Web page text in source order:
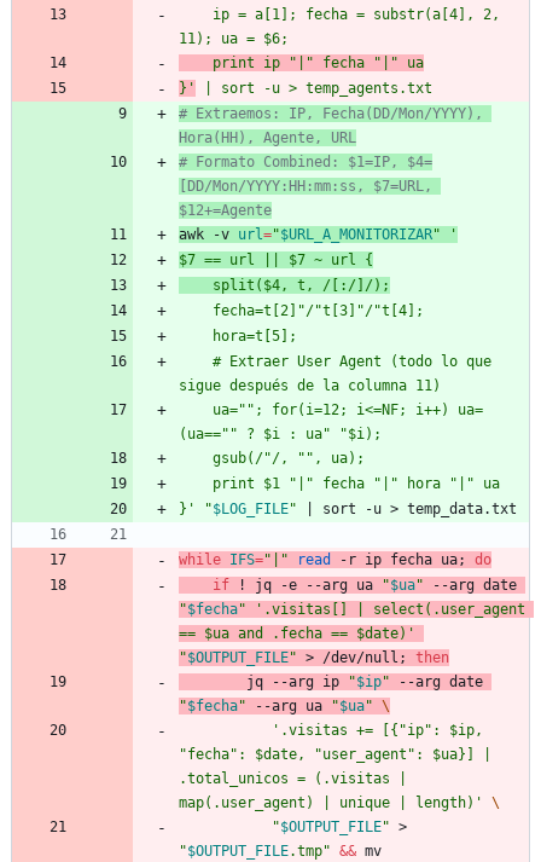
11); ua = $6;
    print ip "|" fecha "|" ua
}'
sort -u > temp_agents.txt
# Extraemos: IP, Fecha(DD/Mon/YYYY),
Hora(HH), Agente, URL
# Formato Combined: $1=IP, $4=
[DD/Mon/YYYY:HH:mm:ss, $7=URL,
$12+=Agente
awk -v url="$URL_A_MONITORIZAR"
'
$7 == url || $7 ~ url {
    split($4, t, /[:/]/);
    fecha=t[2]"/"t[3]"/"t[4];
    hora=t[5];
sigue después de la columna 11)
(ua=="" ? $i : ua" "$i);
    gsub(/"/, "", ua);
    print $1 "|" fecha "|" hora "|" ua
}'
"$LOG_FILE" sort -u > temp_data.txt
while IFS="|" read -r ip fecha ua;
do
if ! jq -e --arg ua "$ua"
"$fecha"
'.visitas[] | select(.user_agent
== $ua and .fecha == $date)'
"$OUTPUT_FILE" > /dev/null ;
then
        jq --arg ip
"$ip"
"$fecha" --arg ua "$ua" \
'.visitas += [{"ip": $ip,
"fecha": $date, "user_agent": $ua}] |
.total_unicos = (.visitas |
map(.user_agent) | unique | length)'
\
"$OUTPUT_FILE"
"$OUTPUT_FILE.tmp" &&